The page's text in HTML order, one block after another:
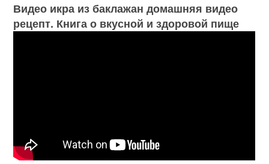
Видео икра из баклажан домашняя видео
рецепт. Книга о вкусной и здоровой пище